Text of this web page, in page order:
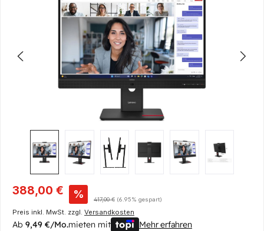
Verkaufspreis:
388,00 € % Regulärer Preis:
417,00 € (6.95% gespart)
Preis inkl. MwSt. zzgl. Versandkosten
Ab 9,49 €/Mo.mieten mit Mehr erfahren